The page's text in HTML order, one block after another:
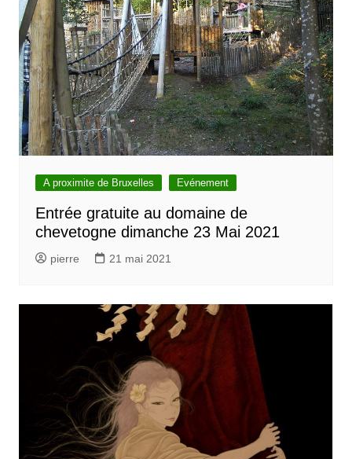
A proximite de Bruxelles Evénement
Entrée gratuite au domaine de
chevetogne dimanche 23 Mai 2021
pierre 21 mai 2021